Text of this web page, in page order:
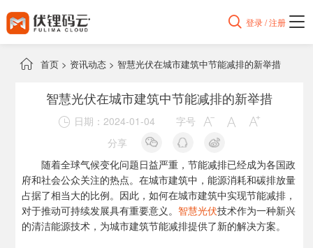
 登录 / 注册
 首页 > 资讯动态 > 智慧光伏在城市建筑中节能减排的新举措
智慧光伏在城市建筑中节能减排的新举措
 日期：2024-01-04 字号   
分享
随着全球气候变化问题日益严重，节能减排已经成为各国政
府和社会公众关注的热点。在城市建筑中，能源消耗和碳排放量
占据了相当大的比例。因此，如何在城市建筑中实现节能减排，
对于推动可持续发展具有重要意义。 智慧光伏技术作为一种新兴
的清洁能源技术，为城市建筑节能减排提供了新的解决方案。